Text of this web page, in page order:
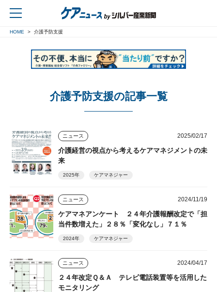
HOME 介護予防支援
介護予防支援の記事一覧
ニュース 2025/02/17
介護経営の視点から考えるケアマネジメントの未
来
2025年 ケアマネジャー
ニュース 2024/11/19
ケアマネアンケート ２４年介護報酬改定で「担
当件数増えた」２８％「変化なし」７１％
2024年 ケアマネジャー
ニュース 2024/04/17
２４年改定Ｑ＆Ａ テレビ電話装置等を活用した
モニタリング